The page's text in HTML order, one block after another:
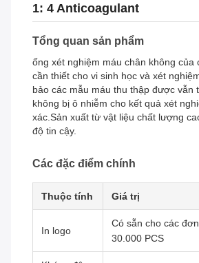
1: 4 Anticoagulant
Tổng quan sản phẩm
ống xét nghiệm máu chân không của
cần thiết cho vi sinh học và xét
bảo các mẫu máu thu thập được vẫn
không bị ô nhiễm cho kết quả xét
xác.Sản xuất từ vật liệu chất lượng
độ tin cậy.
Các đặc điểm chính
Thuộc tính Giá trị
In logo
Có sẵn cho các
30.000 PCS